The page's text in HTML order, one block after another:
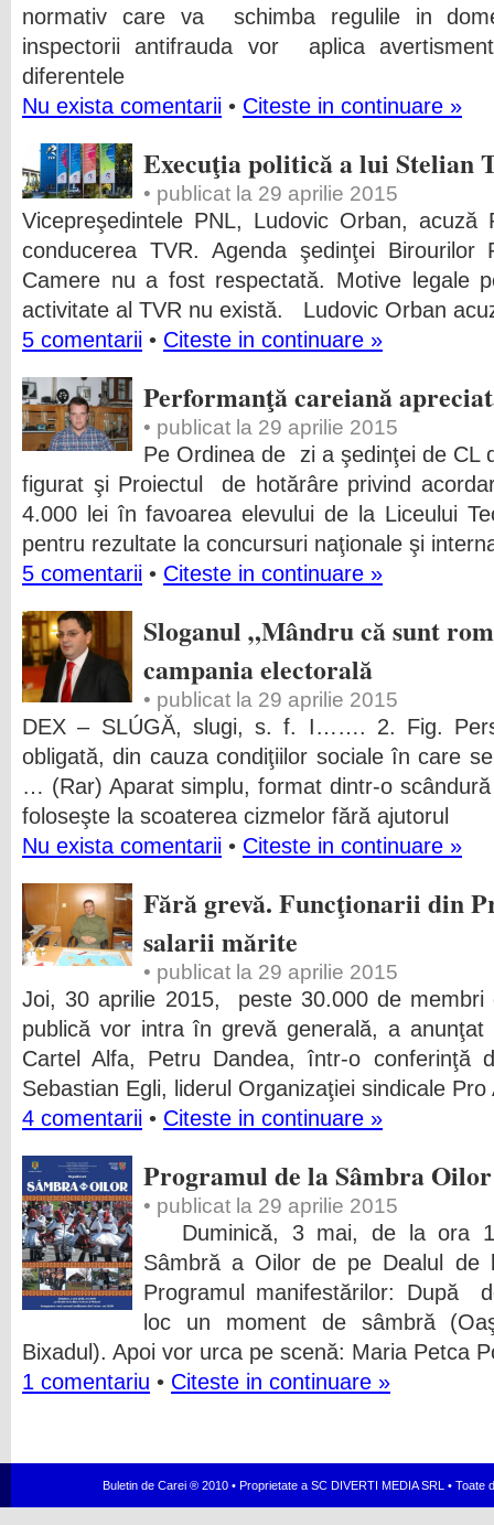
normativ care va schimba regulile in
inspectorii antifrauda vor aplica
diferentele
Nu exista comentarii • Citeste in continuare »
Execuţia politică a lui Stelian
• publicat la 29 aprilie 2015
Vicepreşedintele PNL, Ludovic Orban,
conducerea TVR. Agenda şedinţei Birourilor
Camere nu a fost respectată. Motive legale
activitate al TVR nu există. Ludovic Orban
5 comentarii • Citeste in continuare »
Performanţă careiană
• publicat la 29 aprilie 2015
Pe Ordinea de zi a şedinţei de CL
figurat şi Proiectul de hotărâre privind
4.000 lei în favoarea elevului de la Liceului
pentru rezultate la concursuri naţionale şi
5 comentarii • Citeste in continuare »
Sloganul „Mândru că sunt
campania electorală
• publicat la 29 aprilie 2015
DEX – SLÚGĂ, slugi, s. f. I……. 2. Fig.
obligată, din cauza condiţiilor sociale în care
… (Rar) Aparat simplu, format dintr-o
foloseşte la scoaterea cizmelor fără ajutorul
Nu exista comentarii • Citeste in continuare »
Fără grevă. Funcţionarii din
salarii mărite
• publicat la 29 aprilie 2015
Joi, 30 aprilie 2015, peste 30.000 de membri
publică vor intra în grevă generală, a anunţat
Cartel Alfa, Petru Dandea, într-o conferinţă
Sebastian Egli, liderul Organizaţiei sindicale Pro
4 comentarii • Citeste in continuare »
Programul de la Sâmbra Oilor
• publicat la 29 aprilie 2015
Duminică, 3 mai, de la ora
Sâmbră a Oilor de pe Dealul de
Programul manifestărilor: După
loc un moment de sâmbră
Bixadul). Apoi vor urca pe scenă: Maria Petca
1 comentariu • Citeste in continuare »
Buletin de Carei ® 2010 • Proprietate a SC DIVERTI MEDIA SRL •